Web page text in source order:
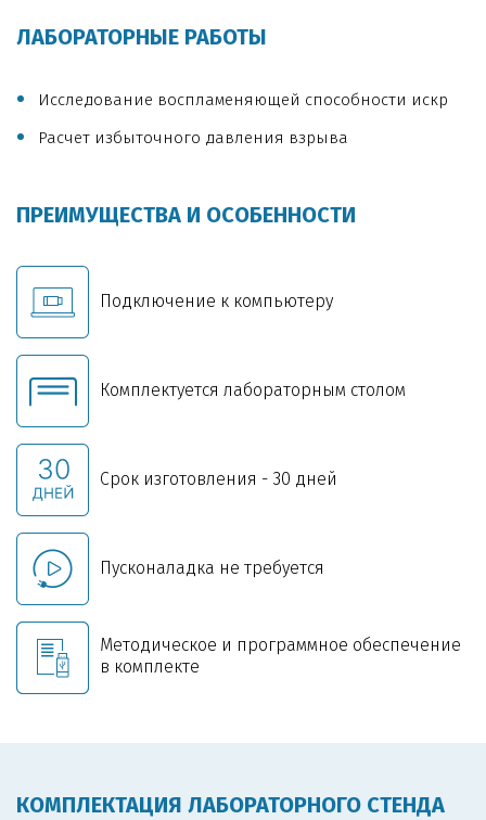
ЛАБОРАТОРНЫЕ РАБОТЫ
Исследование воспламеняющей способности искр
Расчет избыточного давления взрыва
ПРЕИМУЩЕСТВА И ОСОБЕННОСТИ
Подключение к компьютеру
Комплектуется лабораторным столом
Срок изготовления - 30 дней
Пусконаладка не требуется
Методическое и программное обеспечение
в комплекте
КОМПЛЕКТАЦИЯ ЛАБОРАТОРНОГО СТЕНДА